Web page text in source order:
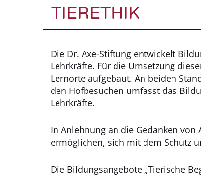
TIERETHIK
Die Dr. Axe-Stiftung entwickelt
Lehrkräfte. Für die Umsetzung
Lernorte aufgebaut. An beiden
den Hofbesuchen umfasst das
Lehrkräfte.
In Anlehnung an die Gedanken von
ermöglichen, sich mit dem Schutz
Die Bildungsangebote „Tierische